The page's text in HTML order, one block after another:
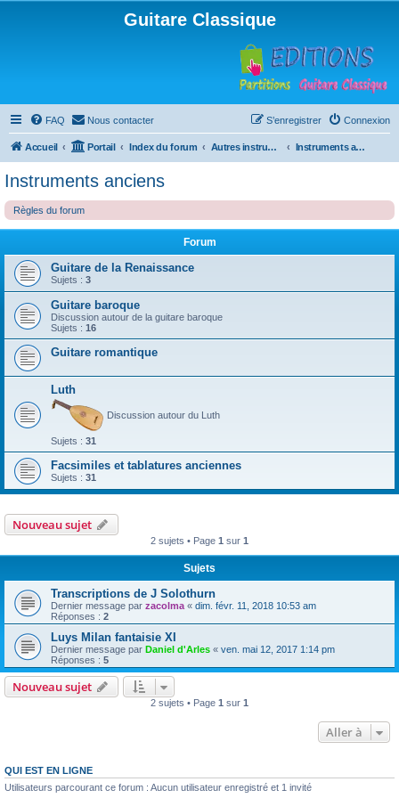
Guitare Classique
FAQ Nous contacter Connexion
S’enregistrer
Accueil Portail Index du forum Autres instruments à cordes pincées, ou styles Instruments anciens
Instruments anciens
Règles du forum
Forum
Guitare de la Renaissance
Sujets : 3
Guitare baroque
Discussion autour de la guitare baroque
Sujets : 16
Guitare romantique
Luth
Discussion autour du Luth
Sujets : 31
Facsimiles et tablatures anciennes
Sujets : 31
Nouveau sujet
2 sujets • Page 1 sur 1
Sujets
Transcriptions de J Solothurn
Dernier message par zacolma « dim. févr. 11, 2018 10:53 am
Réponses : 2
Luys Milan fantaisie XI
Dernier message par Daniel d'Arles « ven. mai 12, 2017 1:14 pm
Réponses : 5
Nouveau sujet
2 sujets • Page 1 sur 1
Aller à
QUI EST EN LIGNE
Utilisateurs parcourant ce forum : Aucun utilisateur enregistré et 1 invité